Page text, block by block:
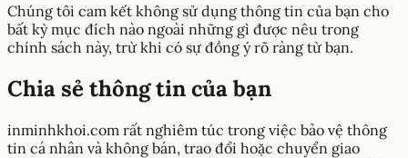
Chúng tôi cam kết không sử dụng thông tin của bạn cho
bất kỳ mục đích nào ngoài những gì được nêu trong
chính sách này, trừ khi có sự đồng ý rõ ràng từ bạn.
Chia sẻ thông tin của bạn
inminhkhoi.com rất nghiêm túc trong việc bảo vệ thông
tin cá nhân và không bán, trao đổi hoặc chuyển giao